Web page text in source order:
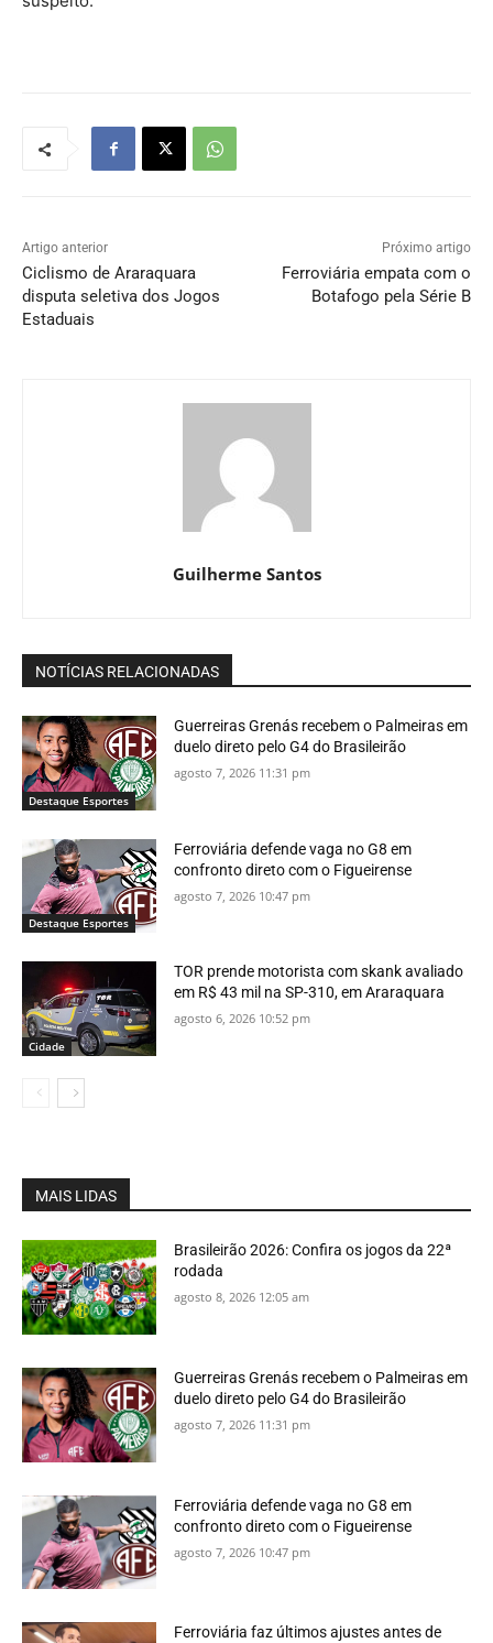
Artigo anterior
Ciclismo de Araraquara
disputa seletiva dos Jogos
Estaduais
Próximo artigo
Ferroviária empata com o
Botafogo pela Série B
Guilherme Santos
NOTÍCIAS RELACIONADAS
Destaque Esportes
Guerreiras Grenás recebem o Palmeiras em
duelo direto pelo G4 do Brasileirão
agosto 7, 2026 11:31 pm
Destaque Esportes
Ferroviária defende vaga no G8 em
confronto direto com o Figueirense
agosto 7, 2026 10:47 pm
Cidade
TOR prende motorista com skank avaliado
em R$ 43 mil na SP-310, em Araraquara
agosto 6, 2026 10:52 pm
MAIS LIDAS
Brasileirão 2026: Confira os jogos da 22ª
rodada
agosto 8, 2026 12:05 am
Guerreiras Grenás recebem o Palmeiras em
duelo direto pelo G4 do Brasileirão
agosto 7, 2026 11:31 pm
Ferroviária defende vaga no G8 em
confronto direto com o Figueirense
agosto 7, 2026 10:47 pm
Ferroviária faz últimos ajustes antes de